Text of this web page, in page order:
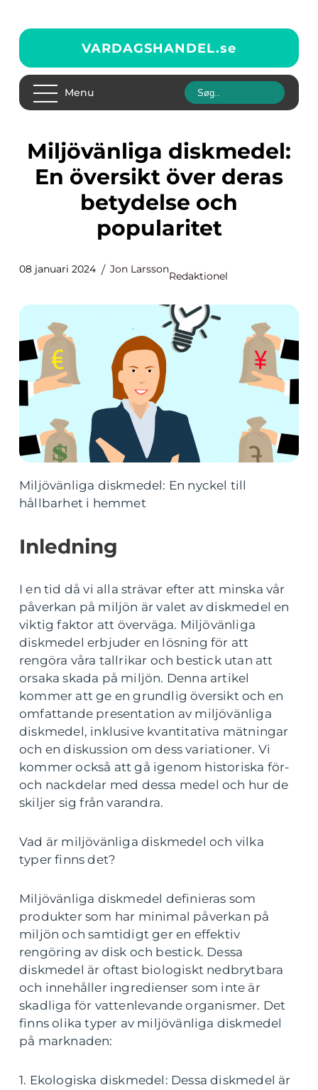
VARDAGSHANDEL.se
Menu
Miljövänliga diskmedel:
En översikt över deras
betydelse och
popularitet
08 januari 2024 Jon Larsson
Redaktionel
Miljövänliga diskmedel: En nyckel till
hållbarhet i hemmet
Inledning
I en tid då vi alla strävar efter att minska vår
påverkan på miljön är valet av diskmedel en
viktig faktor att överväga. Miljövänliga
diskmedel erbjuder en lösning för att
rengöra våra tallrikar och bestick utan att
orsaka skada på miljön. Denna artikel
kommer att ge en grundlig översikt och en
omfattande presentation av miljövänliga
diskmedel, inklusive kvantitativa mätningar
och en diskussion om dess variationer. Vi
kommer också att gå igenom historiska för-
och nackdelar med dessa medel och hur de
skiljer sig från varandra.
Vad är miljövänliga diskmedel och vilka
typer finns det?
Miljövänliga diskmedel definieras som
produkter som har minimal påverkan på
miljön och samtidigt ger en effektiv
rengöring av disk och bestick. Dessa
diskmedel är oftast biologiskt nedbrytbara
och innehåller ingredienser som inte är
skadliga för vattenlevande organismer. Det
finns olika typer av miljövänliga diskmedel
på marknaden:
1. Ekologiska diskmedel: Dessa diskmedel är